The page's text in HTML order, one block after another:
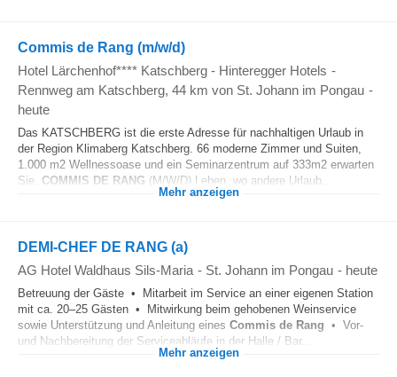
Commis de Rang (m/w/d)
Hotel Lärchenhof**** Katschberg - Hinteregger Hotels -
Rennweg am Katschberg, 44 km von St. Johann im Pongau -
heute
Das KATSCHBERG ist die erste Adresse für nachhaltigen Urlaub in
der Region Klimaberg Katschberg. 66 moderne Zimmer und Suiten,
1.000 m2 Wellnessoase und ein Seminarzentrum auf 333m2 erwarten
Sie. COMMIS DE RANG (M/W/D) Leben, wo andere Urlaub...
Mehr anzeigen
DEMI-CHEF DE RANG (a)
AG Hotel Waldhaus Sils-Maria - St. Johann im Pongau - heute
Betreuung der Gäste • Mitarbeit im Service an einer eigenen Station
mit ca. 20–25 Gästen • Mitwirkung beim gehobenen Weinservice
sowie Unterstützung und Anleitung eines Commis de Rang • Vor-
und Nachbereitung der Serviceabläufe in der Halle / Bar...
Mehr anzeigen